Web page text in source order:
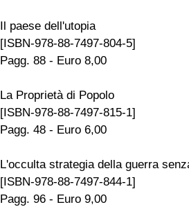
Il paese dell'utopia
[ISBN-978-88-7497-804-5]
Pagg. 88 - Euro 8,00
La Proprietà di Popolo
[ISBN-978-88-7497-815-1]
Pagg. 48 - Euro 6,00
L'occulta strategia della guerra
[ISBN-978-88-7497-844-1]
Pagg. 96 - Euro 9,00